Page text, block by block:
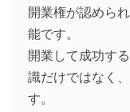
開業権が認めら
能です。
開業して成功す
識だけではなく
す。